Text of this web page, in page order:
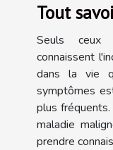
Tout
Seuls ceux
connaissent
dans la vie
symptômes
plus
maladie
prendre